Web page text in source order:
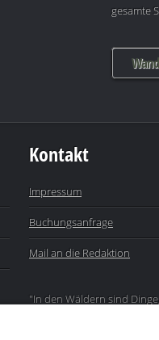
gesamte
Kontakt
Impressum
Buchungsanfrage
Mail an die Redaktion
"In den Wäldern sind